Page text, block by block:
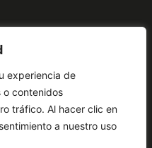
experiencia de
o contenidos
tráfico. Al hacer clic en
a nuestro uso